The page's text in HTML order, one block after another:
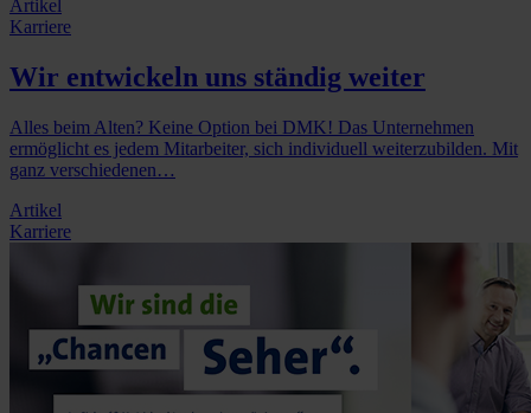
Artikel
Karriere
Wir entwickeln uns ständig weiter
Alles beim Alten? Keine Option bei DMK! Das Unternehmen
ermöglicht es jedem Mitarbeiter, sich individuell weiterzubilden. Mit
ganz verschiedenen…
Artikel
Karriere